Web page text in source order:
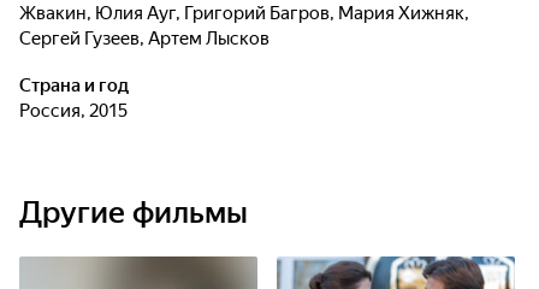
Жвакин, Юлия Ауг, Григорий Багров, Мария Хижняк,
Сергей Гузеев, Артем Лысков
Страна и год
Россия, 2015
Другие фильмы